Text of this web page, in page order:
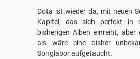
Dota ist wieder da, mit neuen
Kapitel, das sich perfekt in
bisherigen Alben einreiht, aber
als wäre eine bisher
Songlabor aufgetaucht.